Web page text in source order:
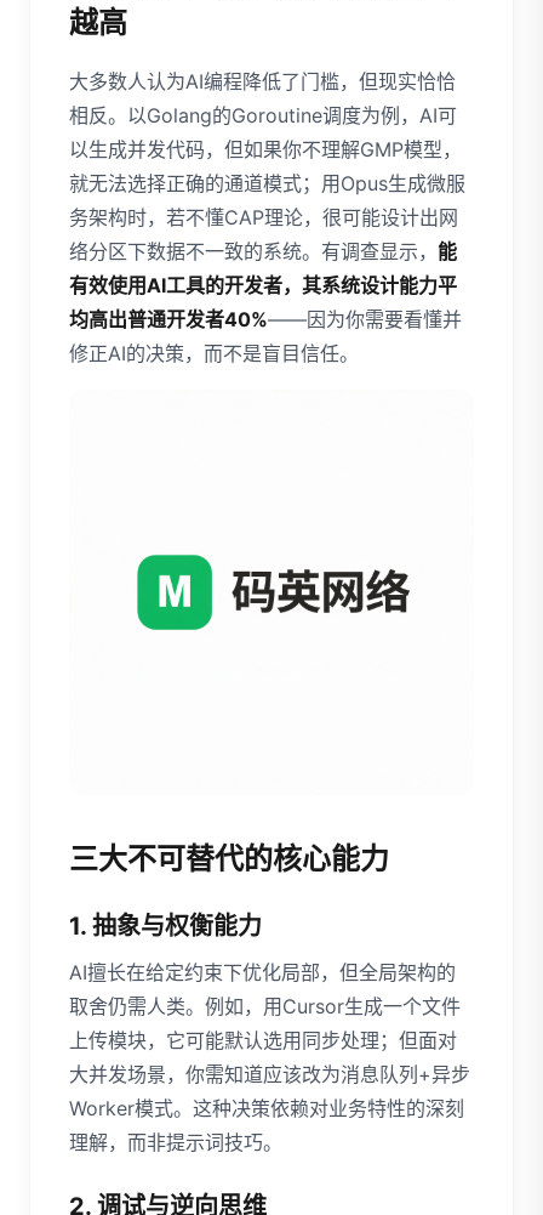
越高
大多数人认为AI编程降低了门槛，但现实恰恰
相反。以Golang的Goroutine调度为例，AI可
以生成并发代码，但如果你不理解GMP模型，
就无法选择正确的通道模式；用Opus生成微服
务架构时，若不懂CAP理论，很可能设计出网
络分区下数据不一致的系统。有调查显示， 能
有效使用AI工具的开发者，其系统设计能力平
均高出普通开发者40%——因为你需要看懂并
修正AI的决策，而不是盲目信任。
三大不可替代的核心能力
1. 抽象与权衡能力
AI擅长在给定约束下优化局部，但全局架构的
取舍仍需人类。例如，用Cursor生成一个文件
上传模块，它可能默认选用同步处理；但面对
大并发场景，你需知道应该改为消息队列+异步
Worker模式。这种决策依赖对业务特性的深刻
理解，而非提示词技巧。
2. 调试与逆向思维